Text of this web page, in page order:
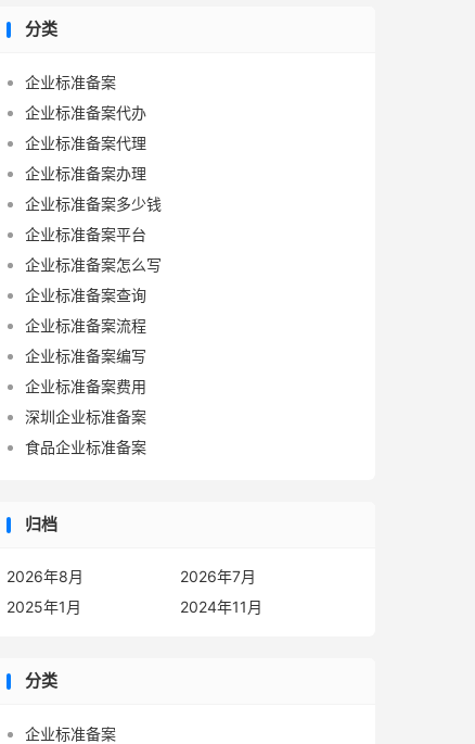
分类
企业标准备案
企业标准备案代办
企业标准备案代理
企业标准备案办理
企业标准备案多少钱
企业标准备案平台
企业标准备案怎么写
企业标准备案查询
企业标准备案流程
企业标准备案编写
企业标准备案费用
深圳企业标准备案
食品企业标准备案
归档
2026年8月
2026年7月
2025年1月
2024年11月
分类
企业标准备案